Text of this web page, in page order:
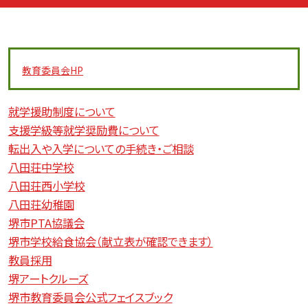
教育委員会HP
就学援助制度について
支援学級等就学奨励費について
転出入や入学についての手続き・ご相談
八田荘中学校
八田荘西小学校
八田荘幼稚園
堺市PTA協議会
堺市学校給食協会（献立表が確認できます）
教員採用
堺アートクルーズ
堺市教育委員会公式フェイスブック